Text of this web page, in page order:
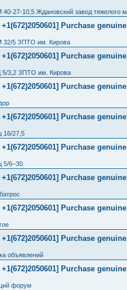
40-27-10,5 Ждановский завод тяжелого
Purchase
32/5 ЗПТО им. Кирова
Purchase
5/3,2 ЗПТО им. Кирова
Purchase
Purchase
16/27,5
Purchase
5/6–30
Purchase
Purchase
Purchase
объявлений
Purchase
форум